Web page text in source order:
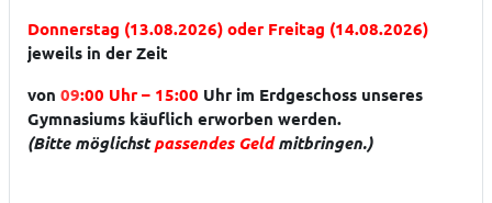
Donnerstag (13.08.2026) oder Freitag (14.08.2026)
jeweils in der Zeit
von 09:00 Uhr – 15:00 Uhr im Erdgeschoss unseres
Gymnasiums käuflich erworben werden.
(Bitte möglichstpassendes Geldmitbringen.)